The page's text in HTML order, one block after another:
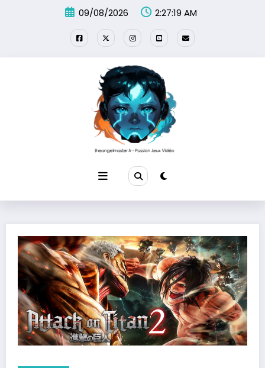
09/08/2026 2:27:21 AM